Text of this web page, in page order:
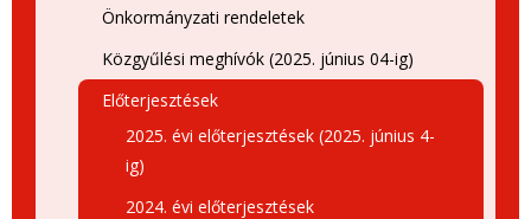
Önkormányzati rendeletek
Közgyűlési meghívók (2025. június 04-ig)
Előterjesztések
2025. évi előterjesztések (2025. június 4-
ig)
2024. évi előterjesztések